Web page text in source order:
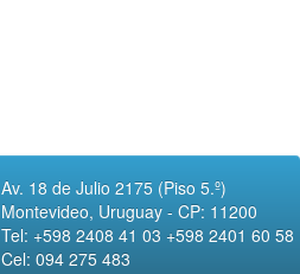
Av. 18 de Julio 2175 (Piso 5.º)
Montevideo, Uruguay - CP: 11200
Tel: +598 2408 41 03 +598 2401 60 58
Cel: 094 275 483